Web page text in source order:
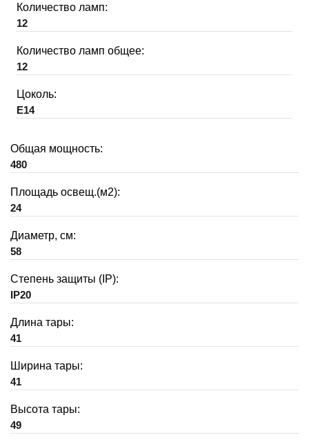
Количество ламп:
12
Количество ламп общее:
12
Цоколь:
E14
Общая мощность:
480
Площадь освещ.(м2):
24
Диаметр, см:
58
Степень защиты (IP):
IP20
Длина тары:
41
Ширина тары:
41
Высота тары:
49